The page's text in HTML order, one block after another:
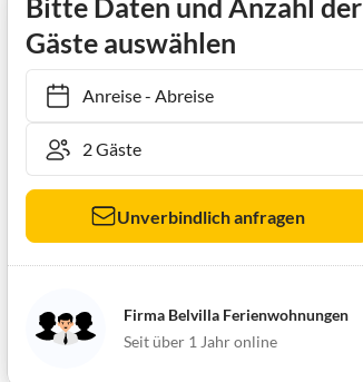
Bitte Daten und Anzahl der
Gäste auswählen
Anreise- Abreise
Unverbindlich anfragen
Firma Belvilla Ferienwohnungen
Seit über 1 Jahr online